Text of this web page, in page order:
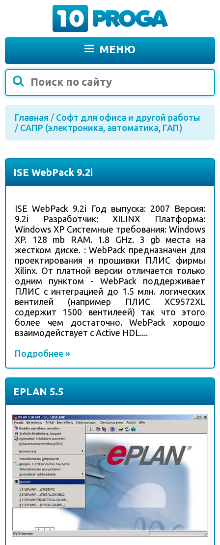
МЕНЮ
Главная / Софт для офиса и другой работы
/ САПР (электроника, автоматика, ГАП)
ISE WebPack 9.2i
ISE WebPack 9.2i Год выпуска: 2007 Версия:
9.2i Разработчик: XILINX Платформа:
Windows XP Системные требования: Windows
XP. 128 mb RAM. 1.8 GHz. 3 gb места на
жестком диске. : WebPack предназначен для
проектирования и прошивки ПЛИС фирмы
Xilinx. От платной версии отличается только
одним пунктом - WebPack поддерживает
ПЛИС с интеграцией до 1.5 млн. логических
вентилей (например ПЛИС XC9572XL
содержит 1500 вентилеей) так что этого
более чем достаточно. WebPack хорошо
взаимодействует с Active HDL....
Подробнее »
EPLAN 5.5